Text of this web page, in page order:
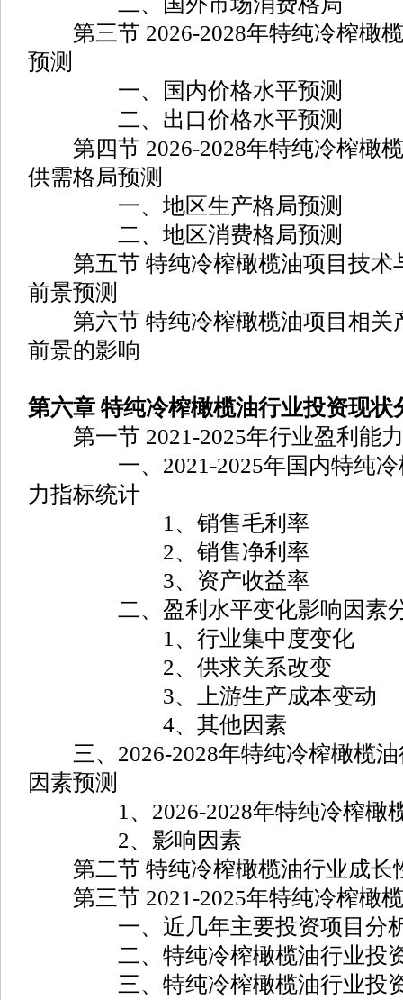
第三节 2026-2028年特纯冷榨橄
预测
一、国内价格水平预测
二、出口价格水平预测
第四节 2026-2028年特纯冷榨橄
供需格局预测
一、地区生产格局预测
二、地区消费格局预测
第五节 特纯冷榨橄榄油项目技术
前景预测
第六节 特纯冷榨橄榄油项目相关
前景的影响
第六章 特纯冷榨橄榄油行业投资现状
第一节 2021-2025年行业盈利能
一、2021-2025年国内特纯冷
力指标统计
1、销售毛利率
2、销售净利率
3、资产收益率
二、盈利水平变化影响因素
1、行业集中度变化
2、供求关系改变
3、上游生产成本变动
4、其他因素
三、2026-2028年特纯冷榨橄榄油
因素预测
1、2026-2028年特纯冷榨橄榄
2、影响因素
第二节 特纯冷榨橄榄油行业成长
第三节 2021-2025年特纯冷榨橄
一、近几年主要投资项目分
二、特纯冷榨橄榄油行业投资
三、特纯冷榨橄榄油行业投资